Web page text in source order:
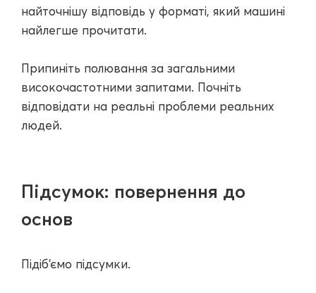
найточнішу відповідь у форматі, який машині
найлегше прочитати.
Припиніть полювання за загальними
високочастотними запитами. Почніть
відповідати на реальні проблеми реальних
людей.
Підсумок: повернення до
основ
Підіб'ємо підсумки.